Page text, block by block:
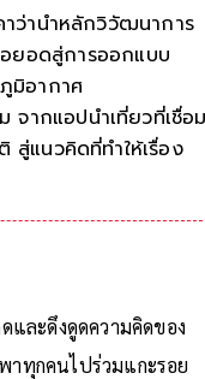
ว่านำหลักวิวัฒนาการ
อยอดสู่การออกแบบ
มิอากาศ
จากแอปนำเที่ยวที่เชื่อ
แนวคิดที่ทำให้เรื่อง
างค
ละดึงดูดความคิดของ
ทุกคนไปร่วมแกะรอย